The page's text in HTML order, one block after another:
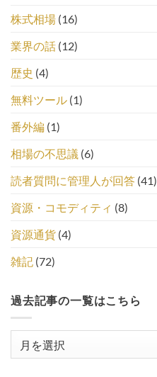
株式相場 (16)
業界の話 (12)
歴史 (4)
無料ツール (1)
番外編 (1)
相場の不思議 (6)
読者質問に管理人が回答 (41)
資源・コモディティ (8)
資源通貨 (4)
雑記 (72)
過去記事の一覧はこちら